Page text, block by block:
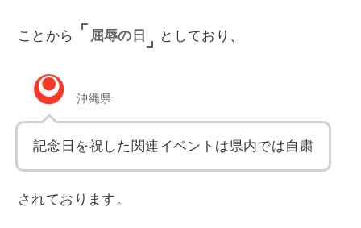
ことから 屈辱の日 としており、
沖縄県
記念日を祝した関連イベントは県内では自粛
されております。